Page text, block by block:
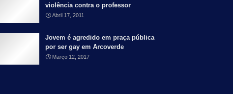
violência contra o professor
Abril 17, 2011
Jovem é agredido em praça pública
por ser gay em Arcoverde
Março 12, 2017